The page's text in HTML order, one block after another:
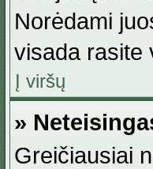
Norėdami
visada rasite
Į viršų
»
Greičiausiai